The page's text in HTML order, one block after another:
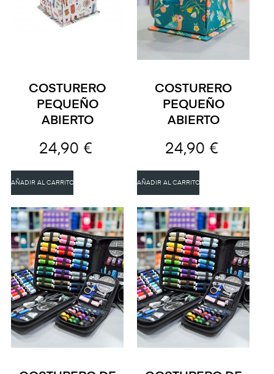
COSTURERO
PEQUEÑO
ABIERTO
24,90 €
AÑADIR AL CARRITO
COSTURERO
PEQUEÑO
ABIERTO
24,90 €
AÑADIR AL CARRITO